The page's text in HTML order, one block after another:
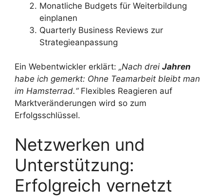
Monatliche Budgets für Weiterbildung
einplanen
Quarterly Business Reviews zur
Strategieanpassung
Ein Webentwickler erklärt: „Nach drei Jahren
habe ich gemerkt: Ohne Teamarbeit bleibt man
im Hamsterrad.“Flexibles Reagieren auf
Marktveränderungen wird so zum
Erfolgsschlüssel.
Netzwerken und
Unterstützung:
Erfolgreich vernetzt